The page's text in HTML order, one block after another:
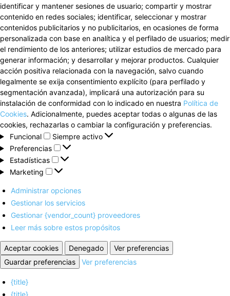
identificar y mantener sesiones de usuario; compartir y mostrar
contenido en redes sociales; identificar, seleccionar y mostrar
contenidos publicitarios y no publicitarios, en ocasiones de forma
personalizada con base en analítica y el perfilado de usuarios; medir
el rendimiento de los anteriores; utilizar estudios de mercado para
generar información; y desarrollar y mejorar productos. Cualquier
acción positiva relacionada con la navegación, salvo cuando
legalmente se exija consentimiento explícito (para perfilado y
segmentación avanzada), implicará una autorización para su
instalación de conformidad con lo indicado en nuestra Política de
Cookies. Adicionalmente, puedes aceptar todas o algunas de las
cookies, rechazarlas o cambiar la configuración y preferencias.
Funcional
Funcional
Siempre activo
Preferencias
Preferencias
Estadísticas
Estadísticas
Marketing
Marketing
Administrar opciones
Gestionar los servicios
Gestionar {vendor_count} proveedores
Leer más sobre estos propósitos
Aceptar cookies Denegado
Ver preferencias
Guardar preferencias
Ver preferencias
{title}
{title}